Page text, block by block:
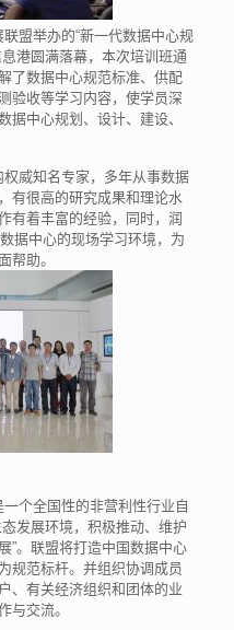
举办的“新一代数据中心规
港圆满落幕，本次培训班通
了数据中心规范标准、供配
验收等学习内容，使学员深
据中心规划、设计、建设、
知名专家，多年从事数据
有很高的研究成果和理论水
有着丰富的经验，同时，润
据中心的现场学习环境，为
帮助。
全国性的非营利性行业自
发展环境，积极推动、维护
”。联盟将打造中国数据中心
规范标杆。并组织协调成员
、有关经济组织和团体的业
与交流。